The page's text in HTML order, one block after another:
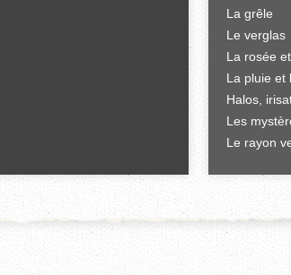
La grêle
Le verglas
La rosée
La pluie et
Halos,
Les
Le rayon